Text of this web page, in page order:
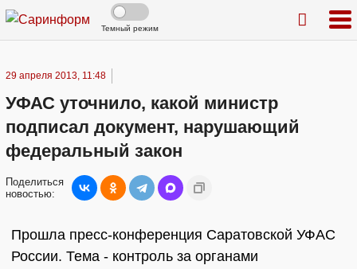
Темный режим
29 апреля 2013, 11:48
УФАС уточнило, какой министр
подписал документ, нарушающий
федеральный закон
Поделиться
новостью:
Прошла пресс-конференция Саратовской УФАС
России. Тема - контроль за органами